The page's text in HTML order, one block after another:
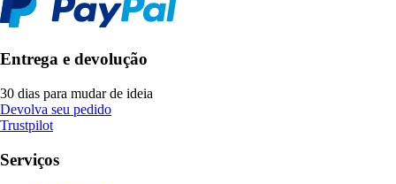
Entrega e devolução
30 dias para mudar de ideia
Devolva seu pedido
Trustpilot
Serviços